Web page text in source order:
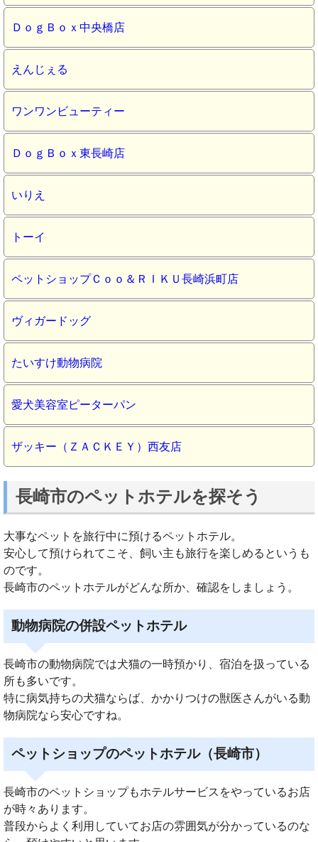
ＤｏｇＢｏｘ中央橋店
えんじぇる
ワンワンビューティー
ＤｏｇＢｏｘ東長崎店
いりえ
トーイ
ペットショップＣｏｏ＆ＲＩＫＵ長崎浜町店
ヴィガードッグ
たいすけ動物病院
愛犬美容室ピーターパン
ザッキー（ＺＡＣＫＥＹ）西友店
長崎市のペットホテルを探そう
大事なペットを旅行中に預けるペットホテル。
安心して預けられてこそ、飼い主も旅行を楽しめるというも
のです。
長崎市のペットホテルがどんな所か、確認をしましょう。
動物病院の併設ペットホテル
長崎市の動物病院では犬猫の一時預かり、宿泊を扱っている
所も多いです。
特に病気持ちの犬猫ならば、かかりつけの獣医さんがいる動
物病院なら安心ですね。
ペットショップのペットホテル（長崎市）
長崎市のペットショップもホテルサービスをやっているお店
が時々あります。
普段からよく利用していてお店の雰囲気が分かっているのな